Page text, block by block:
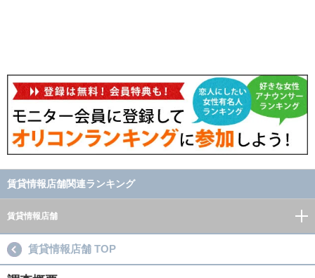
賃貸情報店舗関連ランキング
賃貸情報店舗
賃貸情報店舗 TOP